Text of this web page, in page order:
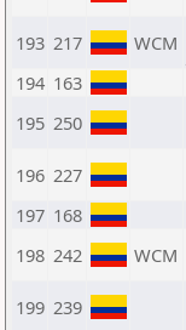
193 217 WCM
194 163
195 250
196 227
197 168
198 242 WCM
199 239